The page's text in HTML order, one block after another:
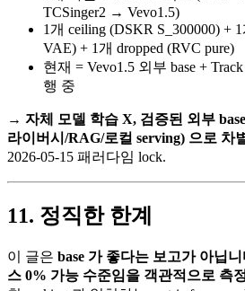
TCSinger2 → Vevo1.5)
1개 ceiling (DSKR S_300000) + 1
VAE) + 1개 dropped (RVC pure)
현재 = Vevo1.5 외부 base +
행 중
→ 자체 모델 학습 X, 검증된 외부
라이버시/RAG/로컬 serving) 으로 차
2026-05-15 패러다임 lock.
정직한 한계
이 글은 base 가 좋다는 보고가 아닙
스 0% 가능 수준임을 객관적으로 측